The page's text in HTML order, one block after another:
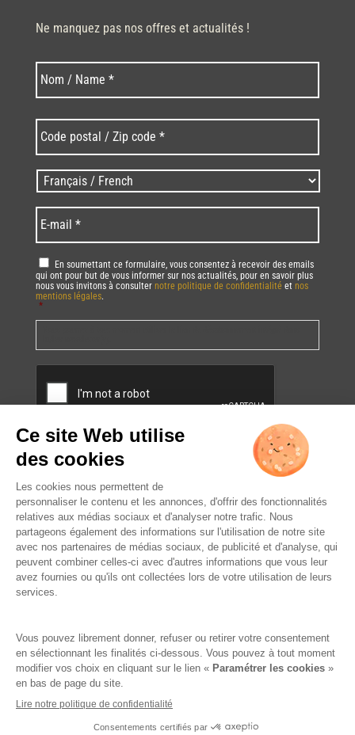
Ne manquez pas nos offres et actualités !
Nom * Nom
postal
/
Zip
code
* *
Langues
/
Language *
mail *
RGPD *
En soumettant ce formulaire, vous consentez à recevoir des emails
qui ont pour but de vous informer sur nos actualités, pour en savoir plus
nous vous invitons à consulter notre politique de confidentialité et nos
mentions légales.
*
MODÉRATION.
Famille Lafage
RGPD – Politique de confidentialité